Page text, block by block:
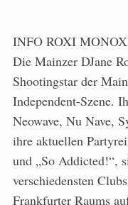
INFO ROXI
Die Mainzer DJane
Shootingstar der
Independent-Szene.
Neowave, Nu Nave,
ihre aktuellen
und „So Addicted!“,
verschiedensten
Frankfurter Raums